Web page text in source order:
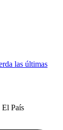
las últimas
El País